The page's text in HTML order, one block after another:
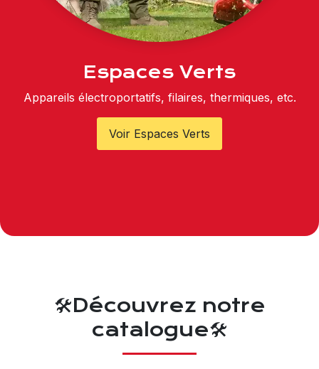
Espaces Verts
Appareils électroportatifs, filaires, thermiques, etc.
Voir Espaces Verts
🛠️Découvrez notre
catalogue🛠️